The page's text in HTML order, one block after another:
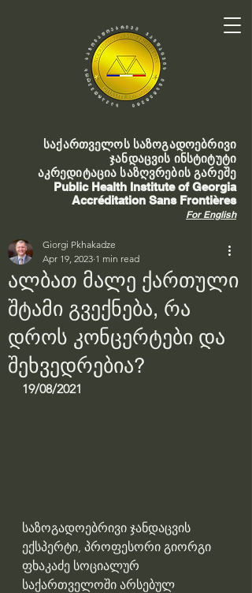
საქართველოს საზოგადოებრივი
ჯანდაცვის ინსტიტუტი
აკრედიტაცია საზღვრების გარეშე
Public Health Institute of Georgia
Accréditation Sans Frontières
For English
ალბათ მალე ქართული
შტამი გვექნება, რა
დროს კონცერტები და
შეხვედრებია?
Giorgi Pkhakadze
Apr 19, 2023 1 min read
19/08/2021
საზოგადოებრივი ჯანდაცვის
ექსპერტი, პროფესორი გიორგი
ფხაკაძე სოციალურ
საქართველოში არსებულ